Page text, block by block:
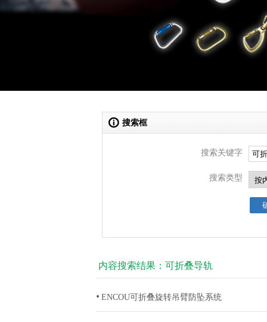
搜索框
搜索关键字
搜索类型
内容搜索结果：可折叠导轨
ENCOU可折叠旋转吊臂防坠系统